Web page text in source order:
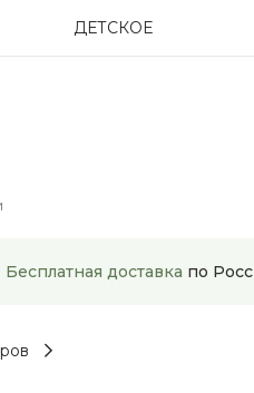
ДЕТСКОЕ
Бесплатная доставка по